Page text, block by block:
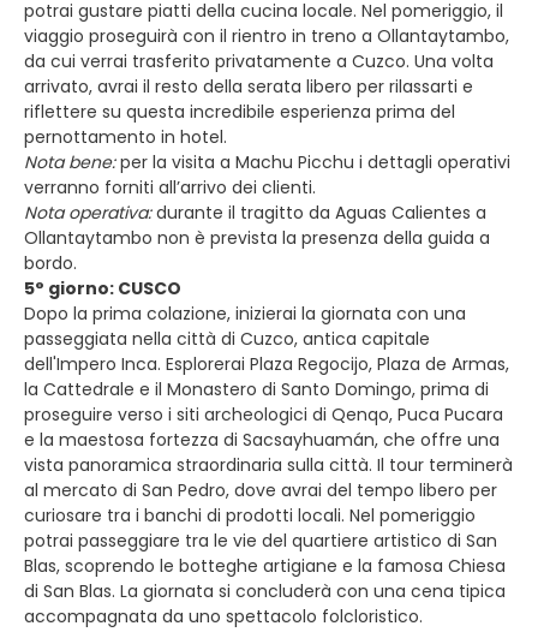
potrai gustare piatti della cucina locale. Nel pomeriggio, il
viaggio proseguirà con il rientro in treno a Ollantaytambo,
da cui verrai trasferito privatamente a Cuzco. Una volta
arrivato, avrai il resto della serata libero per rilassarti e
riflettere su questa incredibile esperienza prima del
pernottamento in hotel.
Nota bene:per la visita a Machu Picchu i dettagli operativi
verranno forniti all’arrivo dei clienti.
Nota operativa:durante il tragitto da Aguas Calientes a
Ollantaytambo non è prevista la presenza della guida a
bordo.
5° giorno: CUSCO
Dopo la prima colazione, inizierai la giornata con una
passeggiata nella città di Cuzco, antica capitale
dell'Impero Inca. Esplorerai Plaza Regocijo, Plaza de Armas,
la Cattedrale e il Monastero di Santo Domingo, prima di
proseguire verso i siti archeologici di Qenqo, Puca Pucara
e la maestosa fortezza di Sacsayhuamán, che offre una
vista panoramica straordinaria sulla città. Il tour terminerà
al mercato di San Pedro, dove avrai del tempo libero per
curiosare tra i banchi di prodotti locali. Nel pomeriggio
potrai passeggiare tra le vie del quartiere artistico di San
Blas, scoprendo le botteghe artigiane e la famosa Chiesa
di San Blas. La giornata si concluderà con una cena tipica
accompagnata da uno spettacolo folcloristico.